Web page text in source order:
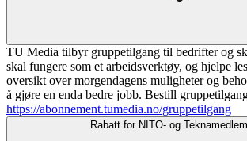
TU Media tilbyr gruppetilgang til bedrifter og
skal fungere som et arbeidsverktøy, og hjelpe
oversikt over morgendagens muligheter og
å gjøre en enda bedre jobb. Bestill
https://abonnement.tumedia.no/gruppetilgang
Rabatt for NITO- og